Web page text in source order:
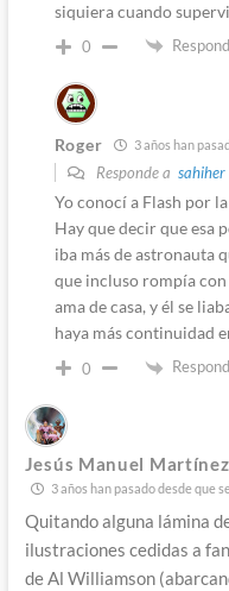
siquiera cuando
0
Roger 3 años han
Responde a sahiher
Yo conocí a Flash por
Hay que decir que esa
iba más de astronauta
que incluso rompía
ama de casa, y él se
haya más continuidad
0
Jesús Manuel
3 años han pasado desde que
Quitando alguna lámina
ilustraciones cedidas a
de Al Williamson